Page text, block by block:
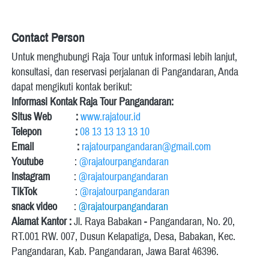
Contact Person
Untuk menghubungi Raja Tour untuk informasi lebih lanjut,
konsultasi, dan reservasi perjalanan di Pangandaran, Anda
dapat mengikuti kontak berikut:
Informasi Kontak Raja Tour Pangandaran:
Situs Web          :www.rajatour.id
Telepon              :08 13 13 13 13 10
Email                  : rajatourpangandaran@gmail.com
Youtube
             :
@rajatourpangandaran
Instagram
          :
@rajatourpangandaran
TikTok : @rajatourpangandaran
snack video : @rajatourpangandaran
Alamat Kantor : Jl. Raya Babakan - Pangandaran, No. 20,
RT.001 RW. 007, Dusun Kelapatiga, Desa, Babakan, Kec.
Pangandaran, Kab. Pangandaran, Jawa Barat 46396.